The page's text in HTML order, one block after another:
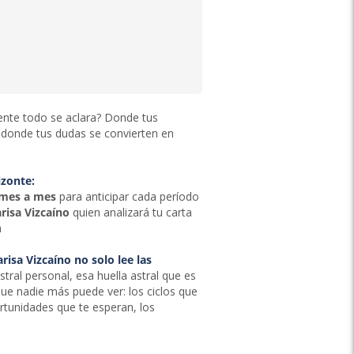
todo se aclara? Donde tus
tus dudas se convierten en
a mes para anticipar cada período
Vizcaíno quien analizará tu carta
Vizcaíno no solo lee las
personal, esa huella astral que es
nadie más puede ver: los ciclos que
que te esperan, los